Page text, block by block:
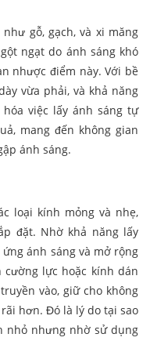
gỗ, gạch, và xi măng
ngạt do ánh sáng khó
nhược điểm này. Với bề
vừa phải, và khả năng
việc lấy ánh sáng tự
mang đến không gian
ánh sáng.
loại kính mỏng và nhẹ,
đặt. Nhờ khả năng lấy
ánh sáng và mở rộng
lực hoặc kính dán
vào, giữ cho không
hơn. Đó là lý do tại sao
nhỏ nhưng nhờ sử dụng